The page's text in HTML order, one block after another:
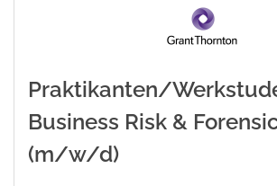
Praktikanten/
Business Risk &
(m/w/d)